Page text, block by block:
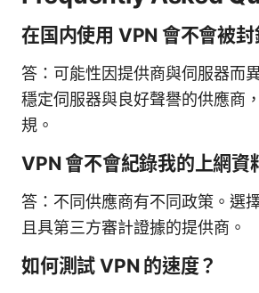
在国内使用 VPN 會不會被封
答：可能性因提供商與伺服器而
穩定伺服器與良好聲譽的供應商
規。
VPN 會不會紀錄我的上網資
答：不同供應商有不同政策。選
且具第三方審計證據的提供商。
如何測試 VPN 的速度？